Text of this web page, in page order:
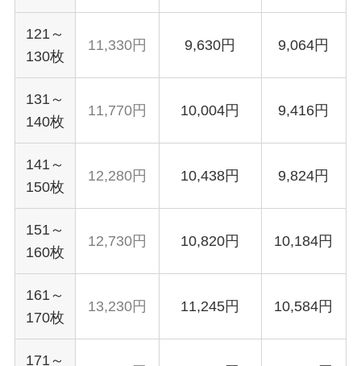
121～
130枚
11,330円 9,630円 9,064円
131～
140枚
11,770円 10,004円 9,416円
141～
150枚
12,280円 10,438円 9,824円
151～
160枚
12,730円 10,820円 10,184円
161～
170枚
13,230円 11,245円 10,584円
171～